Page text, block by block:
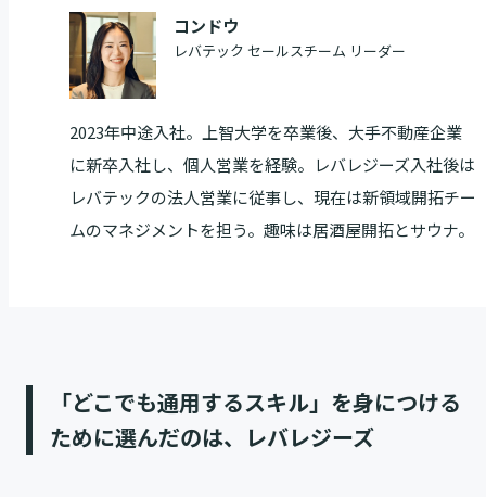
コンドウ
レバテック セールスチーム リーダー
2023年中途入社。上智大学を卒業後、大手不動産企業
に新卒入社し、個人営業を経験。レバレジーズ入社後は
レバテックの法人営業に従事し、現在は新領域開拓チー
ムのマネジメントを担う。趣味は居酒屋開拓とサウナ。
「どこでも通用するスキル」を身につける
ために選んだのは、レバレジーズ